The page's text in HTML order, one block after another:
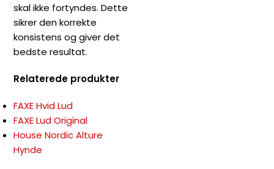
skal ikke fortyndes. Dette
sikrer den korrekte
konsistens og giver det
bedste resultat.
Relaterede produkter
FAXE Hvid Lud
FAXE Lud Original
House Nordic Alture
Hynde